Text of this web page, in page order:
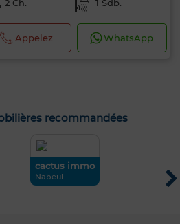
2 Ch. 1 Sdb.
Appelez WhatsApp
recommandées
cactus immo
Nabeul